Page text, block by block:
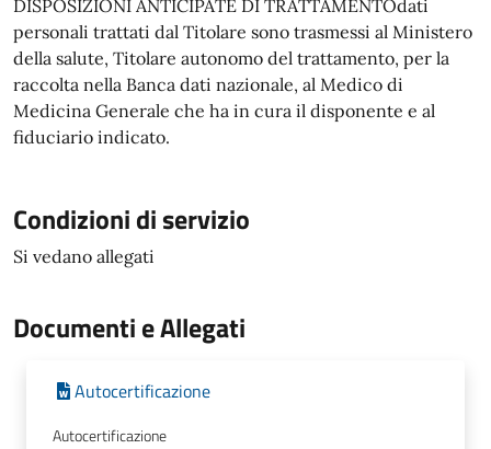
DISPOSIZIONI ANTICIPATE DI TRATTAMENTOdati
personali trattati dal Titolare sono trasmessi al Ministero
della salute, Titolare autonomo del trattamento, per la
raccolta nella Banca dati nazionale, al Medico di
Medicina Generale che ha in cura il disponente e al
fiduciario indicato.
Condizioni di servizio
Si vedano allegati
Documenti e Allegati
Autocertificazione
Autocertificazione